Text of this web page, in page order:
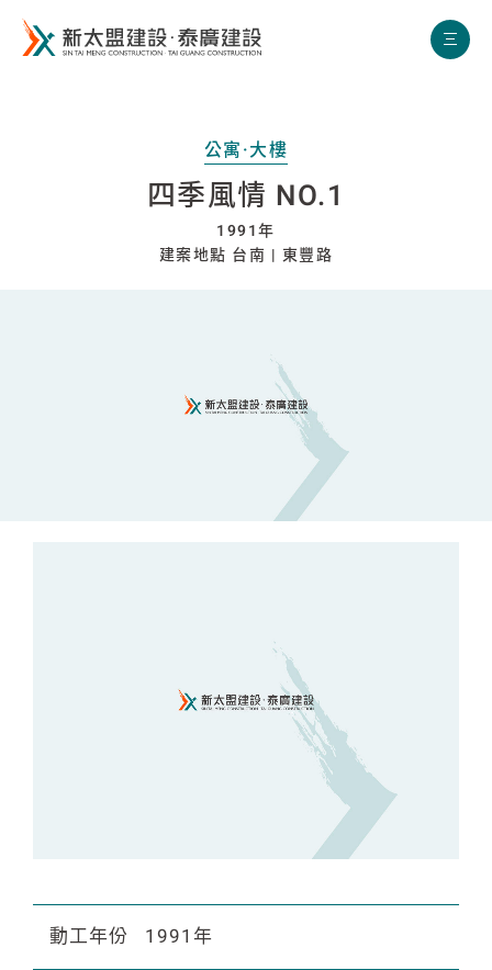
公寓·大樓
四季風情 NO.1
1991年
建案地點 台南 | 東豐路
動工年份 1991年